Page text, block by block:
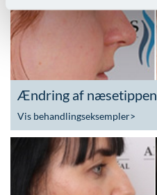
Ændring af næsetippen
Vis behandlingseksempler>